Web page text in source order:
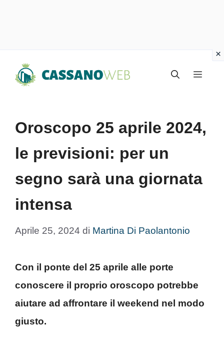
Menu
Oroscopo 25 aprile 2024,
le previsioni: per un
segno sarà una giornata
intensa
Aprile 25, 2024 di Martina Di Paolantonio
Con il ponte del 25 aprile alle porte
conoscere il proprio oroscopo potrebbe
aiutare ad affrontare il weekend nel modo
giusto.